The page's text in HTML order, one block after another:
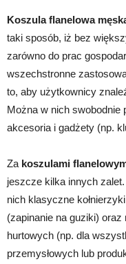
Koszula flanelowa
taki sposób, iż bez
zarówno do prac
wszechstronne
to, aby użytkownicy
Można w nich swobodnie
akcesoria i gadżety (np.
Za koszulami
jeszcze kilka innych
nich klasyczne
(zapinanie na guziki)
hurtowych (np. dla
przemysłowych lub